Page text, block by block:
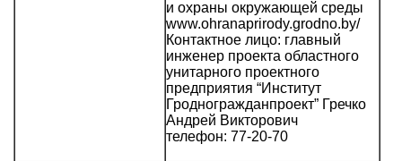
и охраны окружающей среды
www.ohranaprirody.grodno.by/
Контактное лицо: главный
инженер проекта областного
унитарного проектного
предприятия “Институт
Гродногражданпроект” Гречко
Андрей Викторович
телефон: 77-20-70